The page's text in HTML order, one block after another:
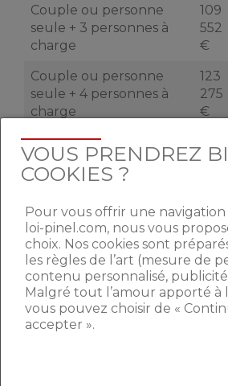
Couple ou personne
seule + 3 personnes à
charge
109
552
€
Couple ou personne
seule + 4 personnes à
charge
123
275
€
Par personne
supplémentaire
734
Les loyers exercés par les
doivent également être
plafonds de loyer du
une mise en location en
m² doit donc respecter
dessous :
VOUS PRENDREZ
COOKIES ?
Pour vous offrir une navigation
loi-pinel.com, nous vous
choix. Nos cookies sont
les règles de l’art (mesure de
contenu personnalisé, publicité
Malgré tout l’amour apporté à
vous pouvez choisir de «
accepter ».